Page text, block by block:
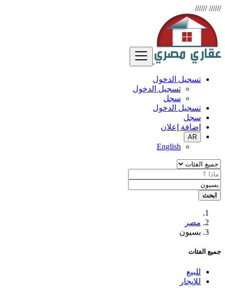
//////
//////
تسجيل الدخول
تسجيل الدخول
سجل
تسجيل الدخول
سجل
إضافة إعلان
AR
English
ابحث
مصر
بسيون
جميع الفئات
للبيع
للإيجار